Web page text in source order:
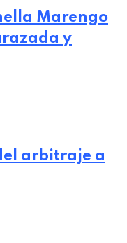
Marengo
y
arbitraje a